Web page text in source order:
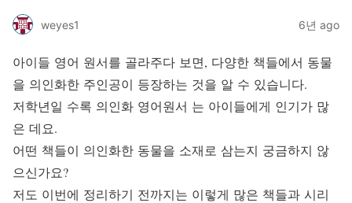
weyes1 6년 ago
아이들 영어 원서를 골라주다 보면, 다양한 책들에서 동물
을 의인화한 주인공이 등장하는 것을 알 수 있습니다.
저학년일 수록 의인화 영어원서 는 아이들에게 인기가 많
은 데요.
어떤 책들이 의인화한 동물을 소재로 삼는지 궁금하지 않
으신가요?
저도 이번에 정리하기 전까지는 이렇게 많은 책들과 시리